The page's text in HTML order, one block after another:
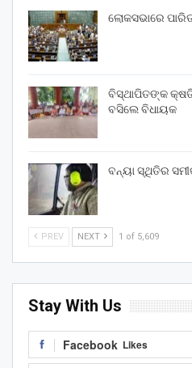
ଲୋକସଭାରେ
ବିସ୍ଥାପିତଙ୍କ
ବସିଲେ ବିଧାୟକ
ବନ୍ୟା ସ୍ଥିତିର
PREV NEXT 1 of 5,609
Stay With Us
Facebook Likes